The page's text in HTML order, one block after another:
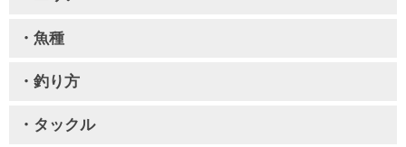
・魚種
・釣り方
・タックル